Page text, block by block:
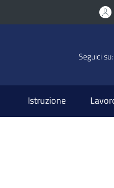
Seguici su:
Istruzione